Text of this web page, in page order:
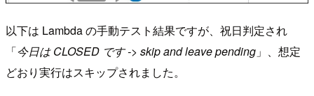
以下は Lambda の手動テスト結果ですが、祝日判定され
「今日は CLOSED です -> skip and leave pending 」、想定
どおり実行はスキップされました。